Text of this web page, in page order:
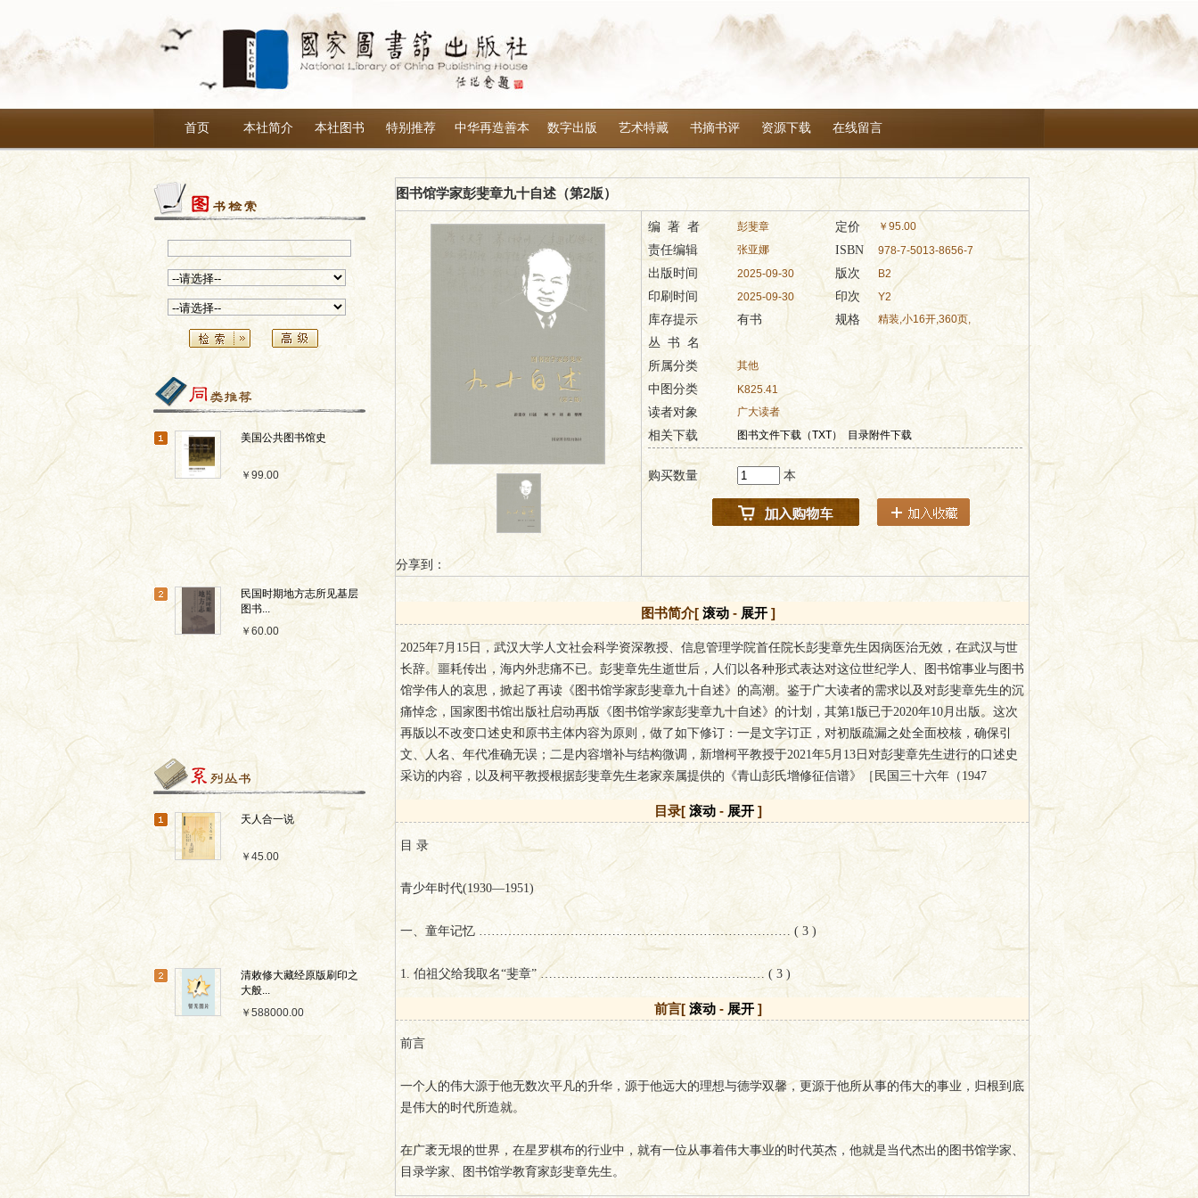
首页 本社简介 本社图书 特别推荐 中华再造善本 数字出版 艺术特藏 书摘书评 资源下载 在线留言
美国公共图书馆史
￥99.00
民国时期地方志所见基层
图书...
￥60.00
天人合一说
￥45.00
清敕修大藏经原版刷印之
大般...
￥588000.00
图书馆学家彭斐章九十自述（第2版）
分享到：
编 著 者 彭斐章 定价 ￥ 95.00
责任编辑 张亚娜 ISBN 978-7-5013-8656-7
出版时间 2025-09-30 版次 B2
印刷时间 2025-09-30 印次 Y2
库存提示 有书 规格 精装,小16开,360页,
丛 书 名
所属分类
其他
中图分类 K825.41
读者对象 广大读者
相关下载 图书文件下载（TXT） 目录附件下载
购买数量 本
图书简介[ 滚动 - 展开 ]
2025年7月15日，武汉大学人文社会科学资深教授、信息管理学院首任院长彭斐章先生因病医治无效，在武汉与世
长辞。噩耗传出，海内外悲痛不已。彭斐章先生逝世后，人们以各种形式表达对这位世纪学人、图书馆事业与图书
馆学伟人的哀思，掀起了再读《图书馆学家彭斐章九十自述》的高潮。鉴于广大读者的需求以及对彭斐章先生的沉
痛悼念，国家图书馆出版社启动再版《图书馆学家彭斐章九十自述》的计划，其第1版已于2020年10月出版。这次
再版以不改变口述史和原书主体内容为原则，做了如下修订：一是文字订正，对初版疏漏之处全面校核，确保引
文、人名、年代准确无误；二是内容增补与结构微调，新增柯平教授于2021年5月13日对彭斐章先生进行的口述史
采访的内容，以及柯平教授根据彭斐章先生老家亲属提供的《青山彭氏增修征信谱》［民国三十六年（1947
年）］，整理出的彭斐章先生家族谱系信息；三是增加了插图和注释，使本书在图文并茂的基础上辅以相关背景知
识。
此书客观真实全面记录彭斐章先生的教学、科研和社会活动情况，同时系统呈现他的生活、家庭和成长经历；既梳
理追溯彭斐章先生的学术渊源，凸显其学术贡献与深远学术价值，又反映他的修养与个人风范，彰显一代著名学者
的精神品格。本书揭示了许多鲜为人知的图书馆学教育史实，有丰富的故事性和较强的可读性；既可作为图书馆学
专业教学的重要参考，又可作为广大图书馆工作者能力提升的学习读物。
目录[ 滚动 - 展开 ]
目 录
青少年时代(1930—1951)
一、童年记忆 ………………………………………………………………… ( 3 )
1. 伯祖父给我取名“斐章” ……………………………………………… ( 3 )
2. 乐善好施的父亲 ……………………………………………………… ( 6 )
3. 知书达理的母亲 ……………………………………………………… ( 13 )
4. 我的兄弟姐妹 ………………………………………………………… ( 15 )
5. 五岁半开始求学 ……………………………………………………… ( 19 )
6. 零星的童年记忆 ……………………………………………………… ( 21 )
前言[ 滚动 - 展开 ]
前言
一个人的伟大源于他无数次平凡的升华，源于他远大的理想与德学双馨，更源于他所从事的伟大的事业，归根到底
是伟大的时代所造就。
在广袤无垠的世界，在星罗棋布的行业中，就有一位从事着伟大事业的时代英杰，他就是当代杰出的图书馆学家、
目录学家、图书馆学教育家彭斐章先生。